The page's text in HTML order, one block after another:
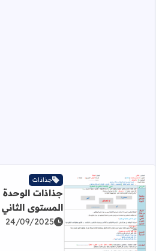
اقرأ المزيد عن جذاذات الوحدة 1 في رحاب اللغة العربية المستوى الثاني
جذاذات
المستوى الثاني
24/09/2025